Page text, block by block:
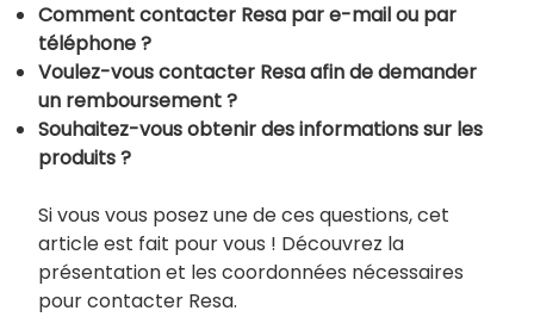
Comment contacter Resa par e-mail ou par
téléphone ?
Voulez-vous contacter Resa afin de demander
un remboursement ?
Souhaitez-vous obtenir des informations sur les
produits ?
Si vous vous posez une de ces questions, cet
article est fait pour vous ! Découvrez la
présentation et les coordonnées nécessaires
pour contacter Resa.